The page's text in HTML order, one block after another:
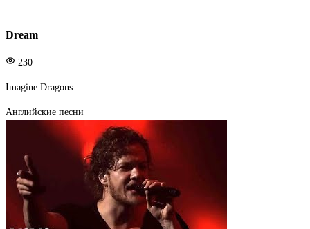
Dream
230
Imagine Dragons
Английские песни